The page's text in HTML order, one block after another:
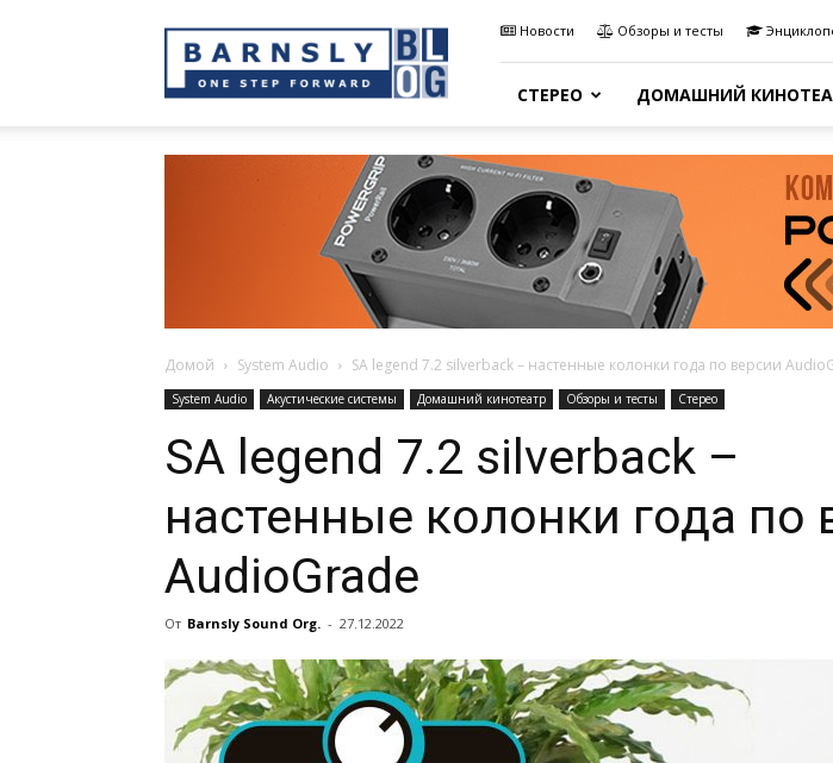
Sound
Blog
Новости Обзоры и тесты
СТЕРЕО ДОМАШНИЙ
Домой System Audio SA legend 7.2 silverback – настенные колонки года по версии
System Audio Акустические системы Домашний кинотеатр Обзоры и тесты Стерео
SA legend 7.2 silverback –
настенные колонки года по
AudioGrade
От Barnsly Sound Org. - 27.12.2022